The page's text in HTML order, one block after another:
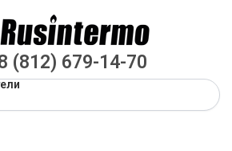
Menu
(812) 679-14-70